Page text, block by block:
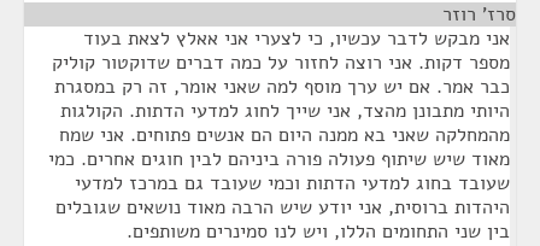
סרז' רוזר
אני מבקש לדבר עכשיו, כי לצערי אני אאלץ לצאת בעוד
מספר דקות. אני רוצה לחזור על כמה דברים שדוקטור קוליק
כבר אמר. אם יש ערך מוסף למה שאני אומר, זה רק במסגרת
היותי מתבונן מהצד, אני שייך לחוג למדעי הדתות. הקולגות
מהמחלקה שאני בא ממנה היום הם אנשים פתוחים. אני שמח
מאוד שיש שיתוף פעולה פורה ביניהם לבין חוגים אחרים. כמי
שעובד בחוג למדעי הדתות וכמי שעובד גם במרכז למדעי
היהדות ברוסית, אני יודע שיש הרבה מאוד נושאים שגובלים
בין שני התחומים הללו, ויש לנו סמינרים משותפים.